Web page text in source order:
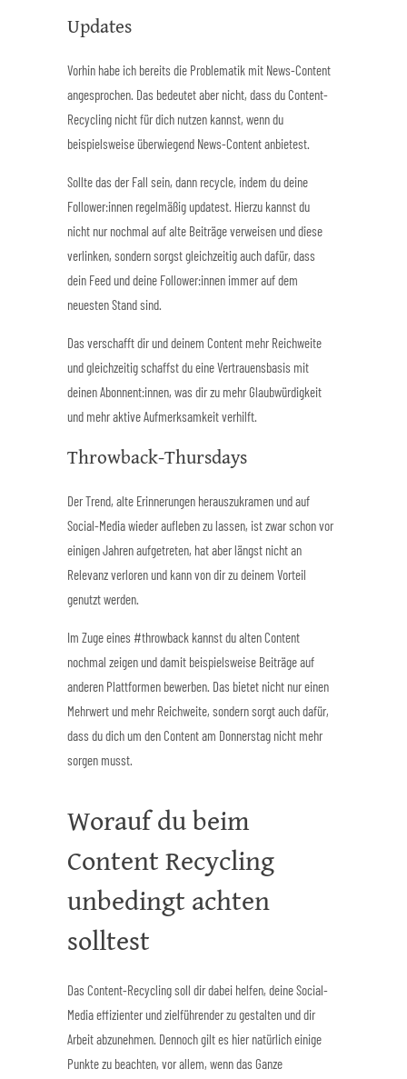
Updates
Vorhin habe ich bereits die Problematik mit News-Content
angesprochen. Das bedeutet aber nicht, dass du Content-
Recycling nicht für dich nutzen kannst, wenn du
beispielsweise überwiegend News-Content anbietest.
Sollte das der Fall sein, dann recycle, indem du deine
Follower:innen regelmäßig updatest. Hierzu kannst du
nicht nur nochmal auf alte Beiträge verweisen und diese
verlinken, sondern sorgst gleichzeitig auch dafür, dass
dein Feed und deine Follower:innen immer auf dem
neuesten Stand sind.
Das verschafft dir und deinem Content mehr Reichweite
und gleichzeitig schaffst du eine Vertrauensbasis mit
deinen Abonnent:innen, was dir zu mehr Glaubwürdigkeit
und mehr aktive Aufmerksamkeit verhilft.
Throwback-Thursdays
Der Trend, alte Erinnerungen herauszukramen und auf
Social-Media wieder aufleben zu lassen, ist zwar schon vor
einigen Jahren aufgetreten, hat aber längst nicht an
Relevanz verloren und kann von dir zu deinem Vorteil
genutzt werden.
Im Zuge eines #throwback kannst du alten Content
nochmal zeigen und damit beispielsweise Beiträge auf
anderen Plattformen bewerben. Das bietet nicht nur einen
Mehrwert und mehr Reichweite, sondern sorgt auch dafür,
dass du dich um den Content am Donnerstag nicht mehr
sorgen musst.
Worauf du beim
Content Recycling
unbedingt achten
solltest
Das Content-Recycling soll dir dabei helfen, deine Social-
Media effizienter und zielführender zu gestalten und dir
Arbeit abzunehmen. Dennoch gilt es hier natürlich einige
Punkte zu beachten, vor allem, wenn das Ganze